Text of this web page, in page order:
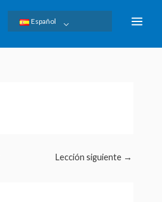
Español
Lección siguiente →